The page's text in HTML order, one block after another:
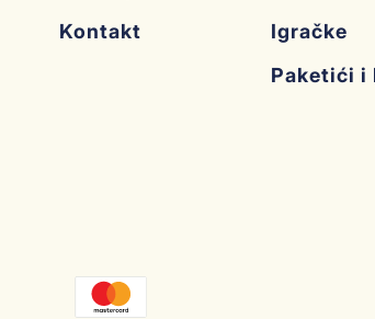
Kontakt
Igračke
Paketići i